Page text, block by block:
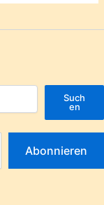
Such
en
Abonnieren